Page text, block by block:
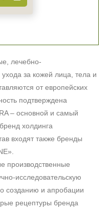
лечебно-
за кожей лица, тела и
от европейских
подтверждена
– основной и самый
холдинга
входят также бренды
».
производственные
исследовательскую
созданию и апробации
рецептуры бренда